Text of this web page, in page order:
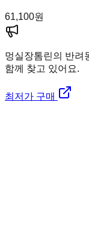
61,100원
멍실장톰린의 반려
함께 찾고 있어요.
최저가 구매